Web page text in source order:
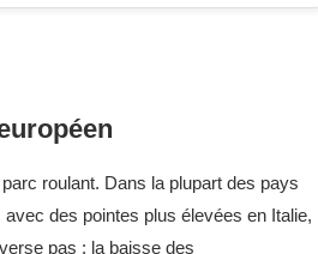
roulant. Dans la plupart des pays
des pointes plus élevées en Italie,
pas : la baisse des